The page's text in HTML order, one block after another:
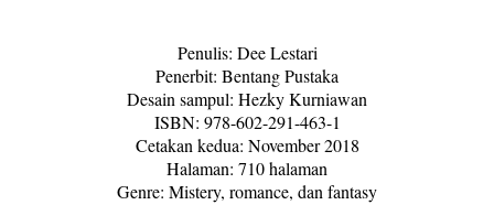
Penulis: Dee Lestari
Penerbit: Bentang Pustaka
Desain sampul: Hezky Kurniawan
ISBN: 978-602-291-463-1
Cetakan kedua: November 2018
Halaman: 710 halaman
Genre: Mistery, romance, dan fantasy